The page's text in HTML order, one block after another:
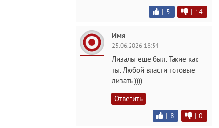
| 5 | 14
Имя
25.06.2026 18:34
Лизалы ещё был. Такие как
ты. Любой власти готовые
лизать ))))
Ответить
| 8 | 0